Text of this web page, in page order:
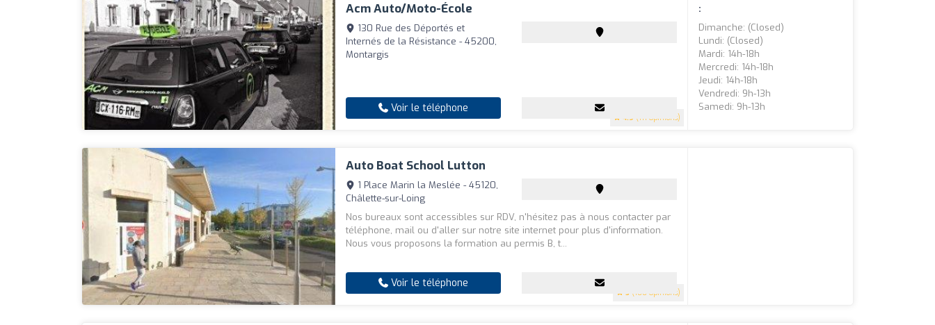
Acm Auto/Moto-École
4.9 (111 Opinions)
130 Rue des Déportés et
Internés de la Résistance - 45200,
Montargis
Voir le téléphone
:
Dimanche: (closed)
Lundi: (closed)
Mardi: 14h-18h
Mercredi: 14h-18h
Jeudi: 14h-18h
Vendredi: 9h-13h
Samedi: 9h-13h
Auto Boat School Lutton
5 (100 Opinions)
1 Place Marin la Meslée - 45120,
Châlette-sur-Loing
Nos bureaux sont accessibles sur RDV, n'hésitez pas à nous contacter par
téléphone, mail ou d'aller sur notre site internet pour plus d'information.
Nous vous proposons la formation au permis B, t...
Voir le téléphone